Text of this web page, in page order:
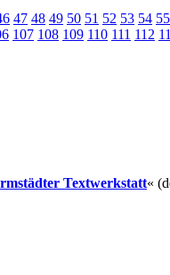
47 48 49 50 51 52 53 54 55
107 108 109 110 111 112
Textwerkstatt«